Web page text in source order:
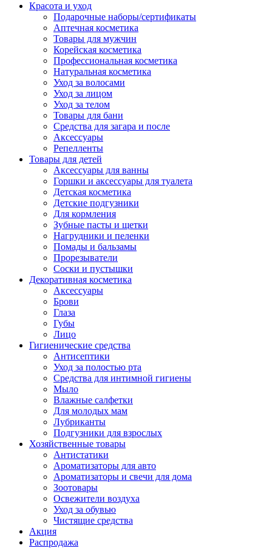
Красота и уход
Подарочные наборы/сертификаты
Аптечная косметика
Товары для мужчин
Корейская косметика
Профессиональная косметика
Натуральная косметика
Уход за волосами
Уход за лицом
Уход за телом
Товары для бани
Средства для загара и после
Аксессуары
Репелленты
Товары для детей
Аксессуары для ванны
Горшки и аксессуары для туалета
Детская косметика
Детские подгузники
Для кормления
Зубные пасты и щетки
Нагрудники и пеленки
Помады и бальзамы
Прорезыватели
Соски и пустышки
Декоративная косметика
Аксессуары
Брови
Глаза
Губы
Лицо
Гигиенические средства
Антисептики
Уход за полостью рта
Средства для интимной гигиены
Мыло
Влажные салфетки
Для молодых мам
Лубриканты
Подгузники для взрослых
Хозяйственные товары
Антистатики
Ароматизаторы для авто
Ароматизаторы и свечи для дома
Зоотовары
Освежители воздуха
Уход за обувью
Чистящие средства
Акция
Распродажа